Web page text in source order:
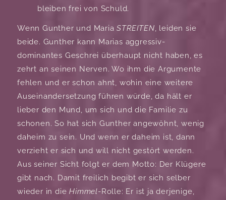
bleiben frei von Schuld.
Wenn Gunther und MariaSTREITEN, leiden sie
beide. Gunther kann Marias aggressiv-
dominantes Geschrei überhaupt nicht haben, es
zehrt an seinen Nerven. Wo ihm die Argumente
fehlen und er schon ahnt, wohin eine weitere
Auseinandersetzung führen würde, da hält er
lieber den Mund, um sich und die Familie zu
schonen. So hat sich Gunther angewöhnt, wenig
daheim zu sein. Und wenn er daheim ist, dann
verzieht er sich und will nicht gestört werden.
Aus seiner Sicht folgt er dem Motto: Der Klügere
gibt nach. Damit freilich begibt er sich selber
wieder in dieHimmel-Rolle: Er ist ja derjenige,